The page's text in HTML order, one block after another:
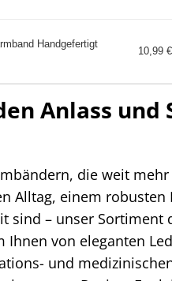
Handgefertigt
10,99 €
Anlass und
die weit
Alltag, einem
sind – unser Sortiment
von eleganten
und